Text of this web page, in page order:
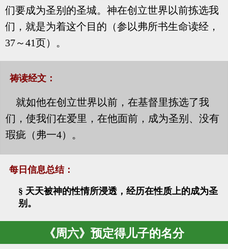
们要成为圣别的圣城。神在创立世界以前拣选我
们，就是为着这个目的（参以弗所书生命读经，
37～41页）。
祷读经文：
就如他在创立世界以前，在基督里拣选了我
们，使我们在爱里，在他面前，成为圣别、没有
瑕疵（弗一4）。
每日信息总结：
§ 天天被神的性情所浸透，经历在性质上的成为圣
别。
《周六》预定得儿子的名分